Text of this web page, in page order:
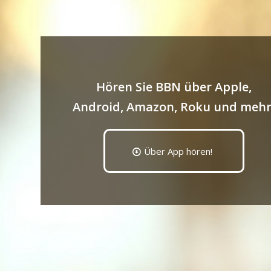
Hören Sie BBN über Apple,
Android, Amazon, Roku und
Über App hören!